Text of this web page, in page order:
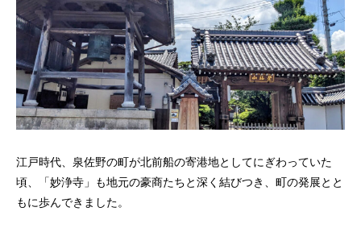
江戸時代、泉佐野の町が北前船の寄港地としてにぎわっていた
頃、「妙浄寺」も地元の豪商たちと深く結びつき、町の発展とと
もに歩んできました。